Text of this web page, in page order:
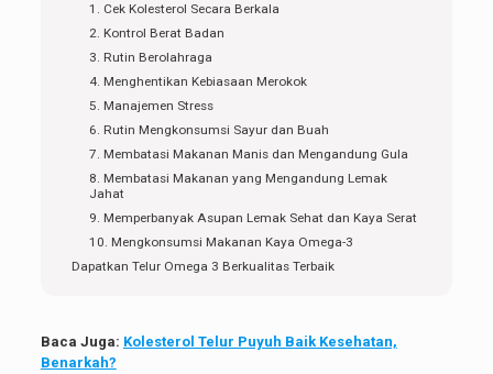
1. Cek Kolesterol Secara Berkala
2. Kontrol Berat Badan
3. Rutin Berolahraga
4. Menghentikan Kebiasaan Merokok
5. Manajemen Stress
6. Rutin Mengkonsumsi Sayur dan Buah
7. Membatasi Makanan Manis dan Mengandung Gula
8. Membatasi Makanan yang Mengandung Lemak
Jahat
9. Memperbanyak Asupan Lemak Sehat dan Kaya Serat
10. Mengkonsumsi Makanan Kaya Omega-3
Dapatkan Telur Omega 3 Berkualitas Terbaik
Baca Juga: Kolesterol Telur Puyuh Baik Kesehatan,
Benarkah?